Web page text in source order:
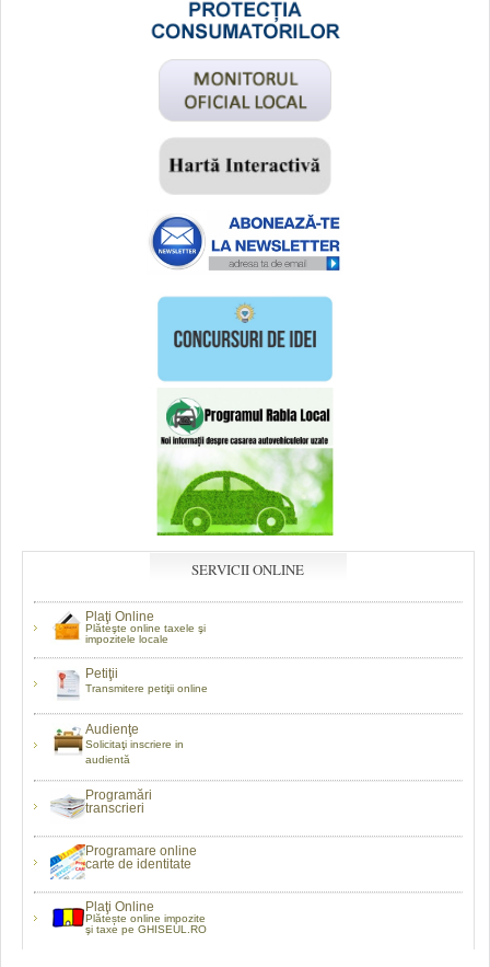
SERVICII ONLINE
Plaţi Online
Plăteşte online taxele şi
impozitele locale
Petiţii
Transmitere petiţii online
Audienţe
Solicitaţi inscriere in
audientă
Programări
transcrieri
Programare online
carte de identitate
Plaţi Online
Plătește online impozite
şi taxe pe GHISEUL.RO